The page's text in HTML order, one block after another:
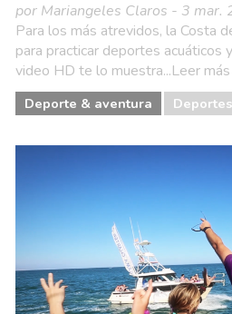
por Mariangeles Claros - 3 mar.
Para los más atrevidos, la Costa
para practicar deportes acuáticos
video HD te lo muestra...Leer más
Deporte & aventura